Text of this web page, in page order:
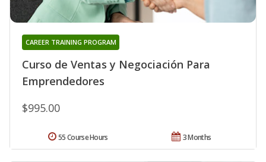
Curso de Ventas y Negociación Para
Emprendedores
CAREER TRAINING PROGRAM
$995.00
3 Months
55 Course Hours